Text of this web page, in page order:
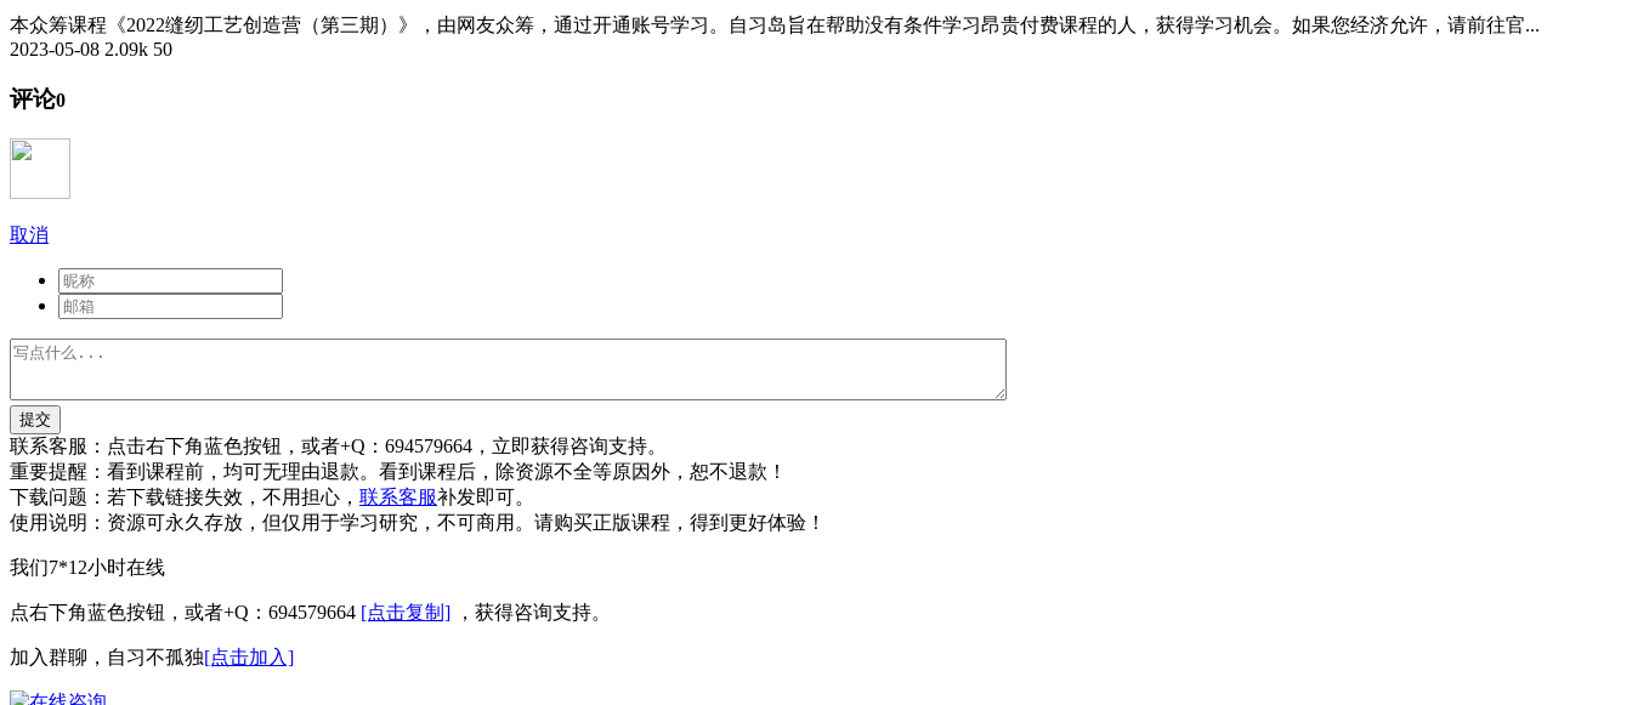
本众筹课程《2022缝纫工艺创造营（第三期）》，由网友众筹，通过开通账号学习。自习岛旨在帮助没有条件学习昂贵付费课程的人，获得学习机会。如果您经济允许，请前往官...
2023-05-08 2.09k 50
评论0
取消
提交
联系客服： 点击右下角蓝色按钮，或者+Q：694579664，立即获得咨询支持。
重要提醒： 看到课程前，均可无理由退款。看到课程后，除资源不全等原因外，恕不退款！
下载问题： 若下载链接失效，不用担心， 联系客服补发即可。
使用说明： 资源可永久存放，但仅用于学习研究，不可商用。请购买正版课程，得到更好体验！
我们7*12小时在线
点右下角蓝色按钮，或者+Q：694579664 [点击复制] ，获得咨询支持。
加入群聊，自习不孤独[点击加入]